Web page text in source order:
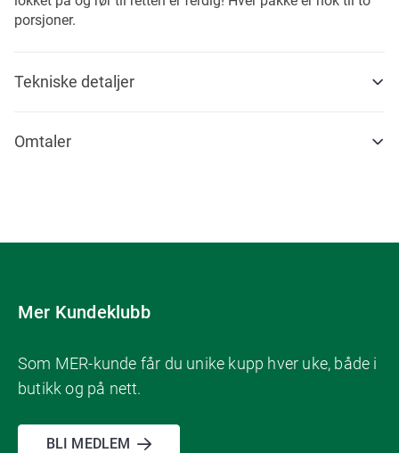
porsjoner.
Tekniske detaljer
Omtaler
Mer Kundeklubb
Som MER-kunde får du unike kupp hver uke, både i
butikk og på nett.
BLI MEDLEM